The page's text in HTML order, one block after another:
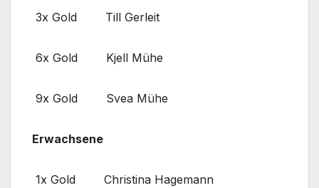
3x Gold Till Gerleit
6x Gold Kjell Mühe
9x Gold Svea Mühe
Erwachsene
1x Gold Christina Hagemann